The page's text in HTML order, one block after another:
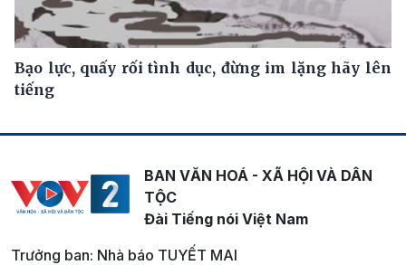
Bạo lực, quấy rối tình dục, đừng im lặng hãy lên
tiếng
BAN VĂN HOÁ - XÃ HỘI VÀ DÂN
TỘC
Đài Tiếng nói Việt Nam
Trưởng ban: Nhà báo TUYẾT MAI